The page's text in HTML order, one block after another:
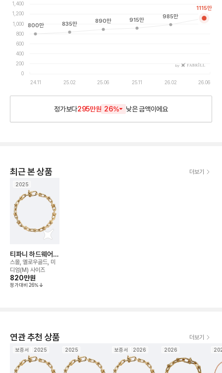
0
200
400
600
800
1,000
1,200
1,400
24.11 25.02 25.06 25.11 26.02 26.06
by
800만 835만 890만 915만
985만
1115만
정가보다295만원 26% 낮은금액이에요
최근 본 상품 더보기
2025
티파니 하드웨어
링크 브레이슬릿
스몰, 옐로우골드, 미
디엄(M) 사이즈
820만원
정가대비 26%
연관 추천 상품 더보기
보증서 2025 2025 보증서 2026 2026